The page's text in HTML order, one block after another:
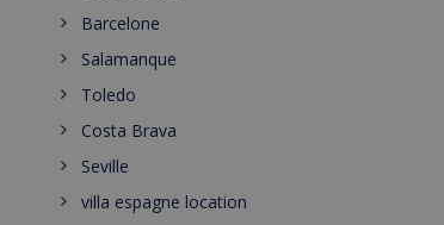
Barcelone
Salamanque
Toledo
Costa Brava
Seville
villa espagne location